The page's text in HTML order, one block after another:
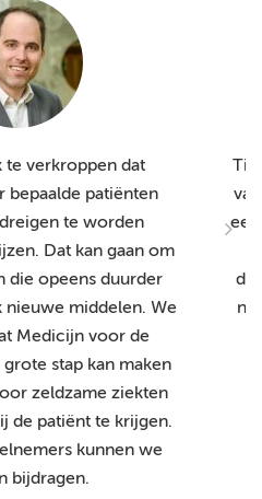
te verkroppen dat
bepaalde patiënten
te worden
Dat kan gaan om
die opeens duurder
middelen. We
Medicijn voor de
stap kan maken
zeldzame ziekten
de patiënt te krijgen.
kunnen we
bijdragen.